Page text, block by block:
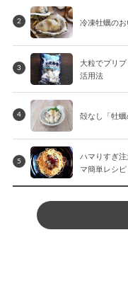
2 冷凍牡蠣の
3
大粒でプリ
活用法
4 殻なし「牡
5
ハマりすぎ
マ簡単レシピ